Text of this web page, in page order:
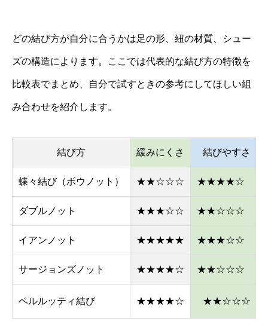
どの結び方が自分に合うかは足の形、紐の材質、シュー
ズの構造によります。ここでは代表的な結び方の特徴を
比較表でまとめ、自分で試すときの参考にしてほしい組
み合わせを紹介します。
結び方 緩みにくさ 結びやすさ
蝶々結び（ボウノット） ★★☆☆☆ ★★★★☆
ダブルノット ★★★☆☆ ★★☆☆☆
イアンノット ★★★★★ ★★★☆☆
サージョンズノット ★★★★☆ ★★☆☆☆
ベルルッティ結び ★★★★☆ ★★☆☆☆